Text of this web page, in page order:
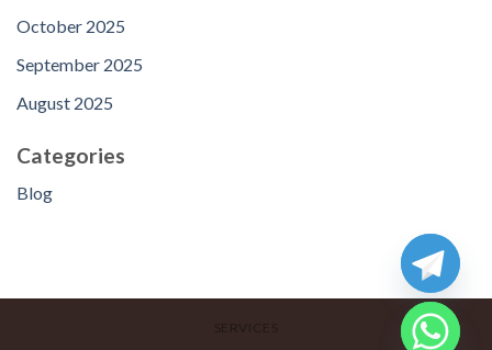
October 2025
September 2025
August 2025
Categories
Blog